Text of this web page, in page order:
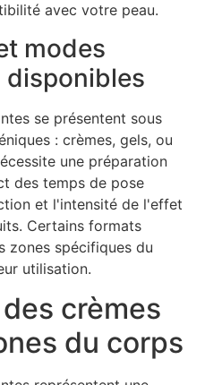
avec votre peau.
modes
se présentent sous
: crèmes, gels, ou
une préparation
des temps de pose
et l'intensité de l'effet
Certains formats
zones spécifiques du
utilisation.
crèmes
du corps